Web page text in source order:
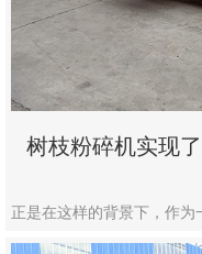
树枝粉碎机实现
正是在这样的背景下，作为